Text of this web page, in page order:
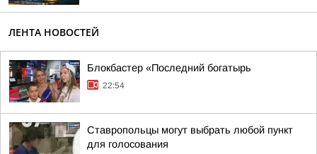
ЛЕНТА НОВОСТЕЙ
Блокбастер «Последний богатырь
22:54
Ставропольцы могут выбрать любой пункт
для голосования